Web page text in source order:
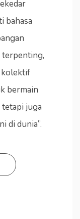
bahasa
terpenting,
kolektif
bermain
juga
di dunia”.